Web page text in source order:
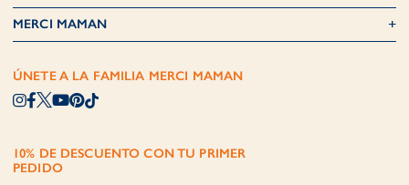
MERCI MAMAN
ÚNETE A LA FAMILIA MERCI MAMAN
10% DE DESCUENTO CON TU PRIMER
PEDIDO